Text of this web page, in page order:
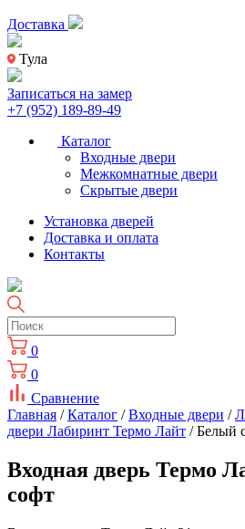
Доставка
Тула
Записаться на замер
+7 (952) 189-89-49
Каталог
Входные двери
Межкомнатные двери
Скрытые двери
Установка дверей
Доставка и оплата
Контакты
0
0
Сравнение
Главная /Каталог /Входные двери /
двери Лабиринт Термо Лайт / Белый
Входная дверь Термо
софт